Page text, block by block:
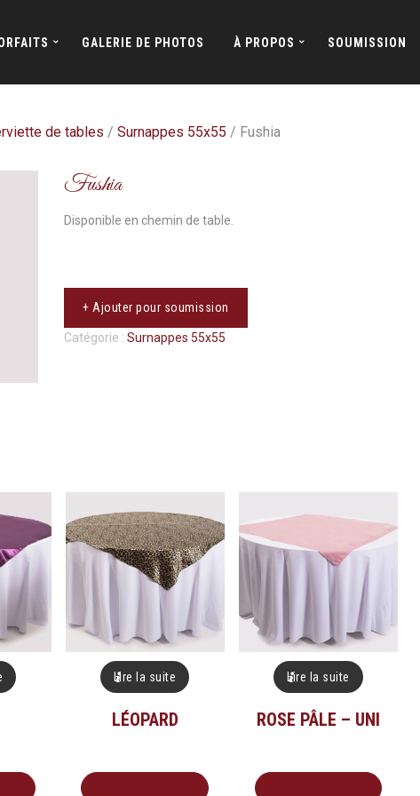
GALERIE DE PHOTOS À PROPOS SOUMISSION
de tables / Surnappes 55x55 / Fushia
Fushia
Disponible en chemin de table.
+ Ajouter pour soumission
Catégorie :Surnappes 55x55
Lire la suite
LÉOPARD
Lire la suite
ROSE PÂLE – UNI